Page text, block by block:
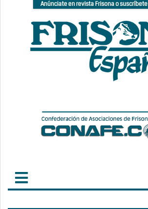
Anúnciate en revista Frisona o suscríbete